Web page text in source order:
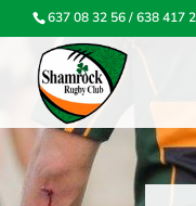
637 08 32 56/638 417